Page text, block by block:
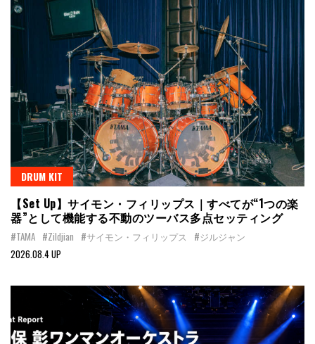
DRUM KIT
【Set Up】サイモン・フィリップス｜すべてが“1つの楽
器”として機能する不動のツーバス多点セッティング
#TAMA #Zildjian #サイモン・フィリップス
#ジルジャン
2026.08.4 UP